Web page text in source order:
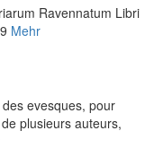
Ravennatum Libri
Mehr
evesques, pour
plusieurs auteurs,